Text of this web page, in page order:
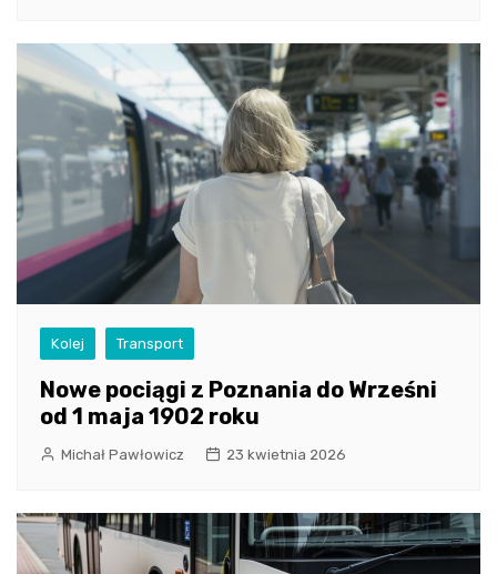
Kolej Transport
Nowe pociągi z Poznania do Wrześni
od 1 maja 1902 roku
Michał Pawłowicz 23 kwietnia 2026